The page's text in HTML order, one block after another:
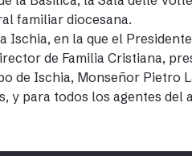
familiar diocesana.
Ischia, en la que el
de Familia Cristiana,
de Ischia, Monseñor Pietro
y para todos los agentes del